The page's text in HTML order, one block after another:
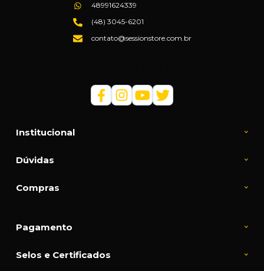
Institucional
Dúvidas
Compras
48991624339
(48) 3045-6201
contato@sessionstore.com.br
Pagamento
Selos e Certificados